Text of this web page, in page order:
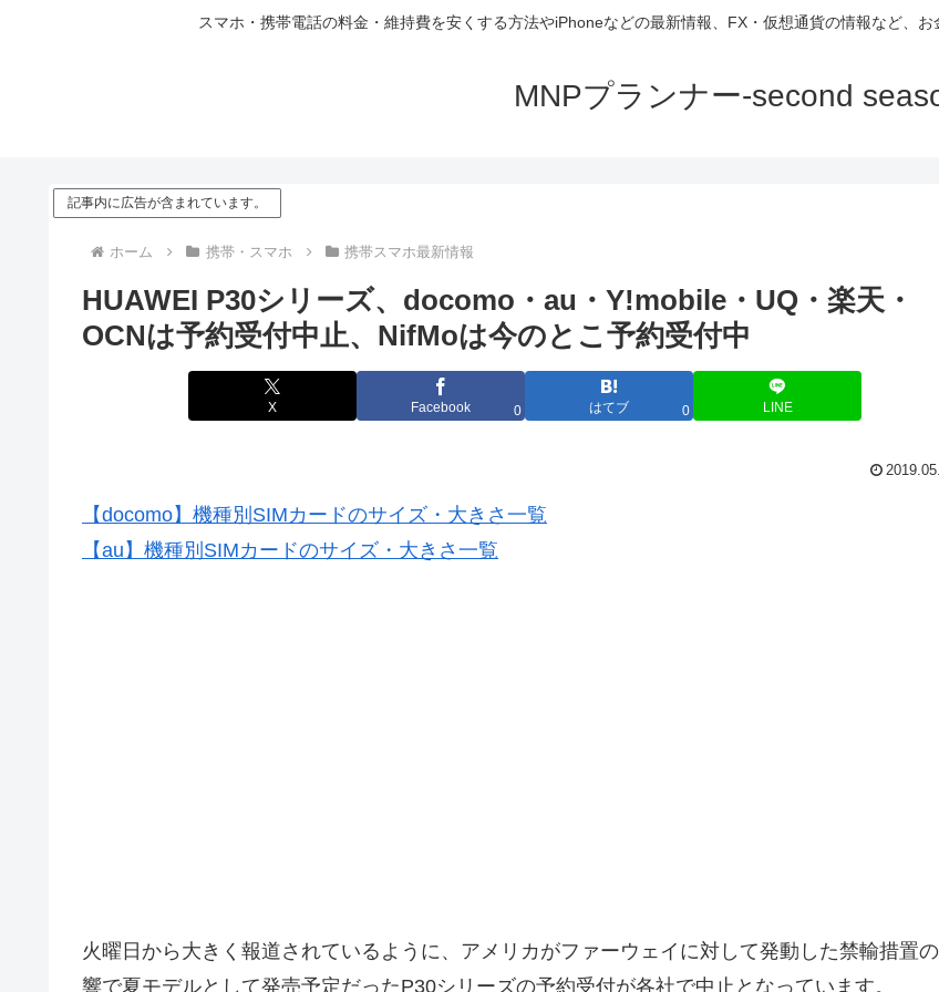
スマホ・携帯電話の料金・維持費を安くする方法やiPhoneなどの最新情報、FX・仮想通貨の情報など、お
MNPプランナー-second
記事内に広告が含まれています。
ホーム 携帯・スマホ 携帯スマホ最新情報
HUAWEI P30シリーズ、docomo・au・Y!mobile・UQ・楽天・
OCNは予約受付中止、NifMoは今のとこ予約受付中
X Facebook 0 はてブ 0 LINE
【docomo】機種別SIMカードのサイズ・大きさ一覧
【au】機種別SIMカードのサイズ・大きさ一覧
火曜日から大きく報道されているように、アメリカがファーウェイに対して発動した禁輸措置
響で夏モデルとして発売予定だったP30シリーズの予約受付が各社で中止となっています。